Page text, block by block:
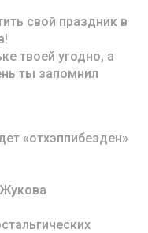
свой праздник в
твоей угодно, а
ты запомнил
«отхэппибезден»